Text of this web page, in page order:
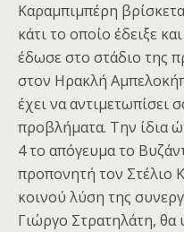
Καραμπιμπέρη
κάτι το οποίο έδειξε
έδωσε στο στάδιο της
στον Ηρακλή
έχει να αντιμετωπίσει
προβλήματα. Την ίδια
4 το απόγευμα το
προπονητή τον Στέλιο
κοινού λύση της
Γιώργο Στρατηλάτη, θα